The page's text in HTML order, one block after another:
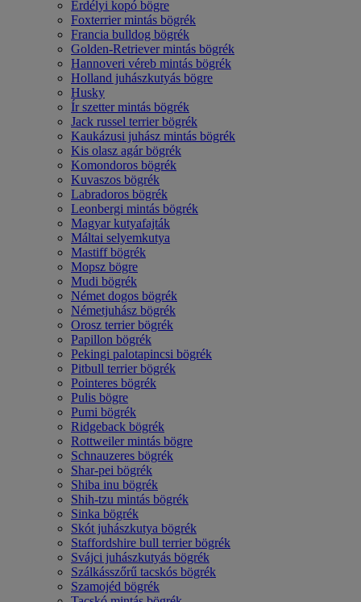
Erdélyi kopó bögre
Foxterrier mintás bögrék
Francia bulldog bögrék
Golden-Retriever mintás bögrék
Hannoveri véreb mintás bögrék
Holland juhászkutyás bögre
Husky
Ír szetter mintás bögrék
Jack russel terrier bögrék
Kaukázusi juhász mintás bögrék
Kis olasz agár bögrék
Komondoros bögrék
Kuvaszos bögrék
Labradoros bögrék
Leonbergi mintás bögrék
Magyar kutyafajták
Máltai selyemkutya
Mastiff bögrék
Mopsz bögre
Mudi bögrék
Német dogos bögrék
Németjuhász bögrék
Orosz terrier bögrék
Papillon bögrék
Pekingi palotapincsi bögrék
Pitbull terrier bögrék
Pointeres bögrék
Pulis bögre
Pumi bögrék
Ridgeback bögrék
Rottweiler mintás bögre
Schnauzeres bögrék
Shar-pei bögrék
Shiba inu bögrék
Shih-tzu mintás bögrék
Sinka bögrék
Skót juhászkutya bögrék
Staffordshire bull terrier bögrék
Svájci juhászkutyás bögrék
Szálkásszőrű tacskós bögrék
Szamojéd bögrék